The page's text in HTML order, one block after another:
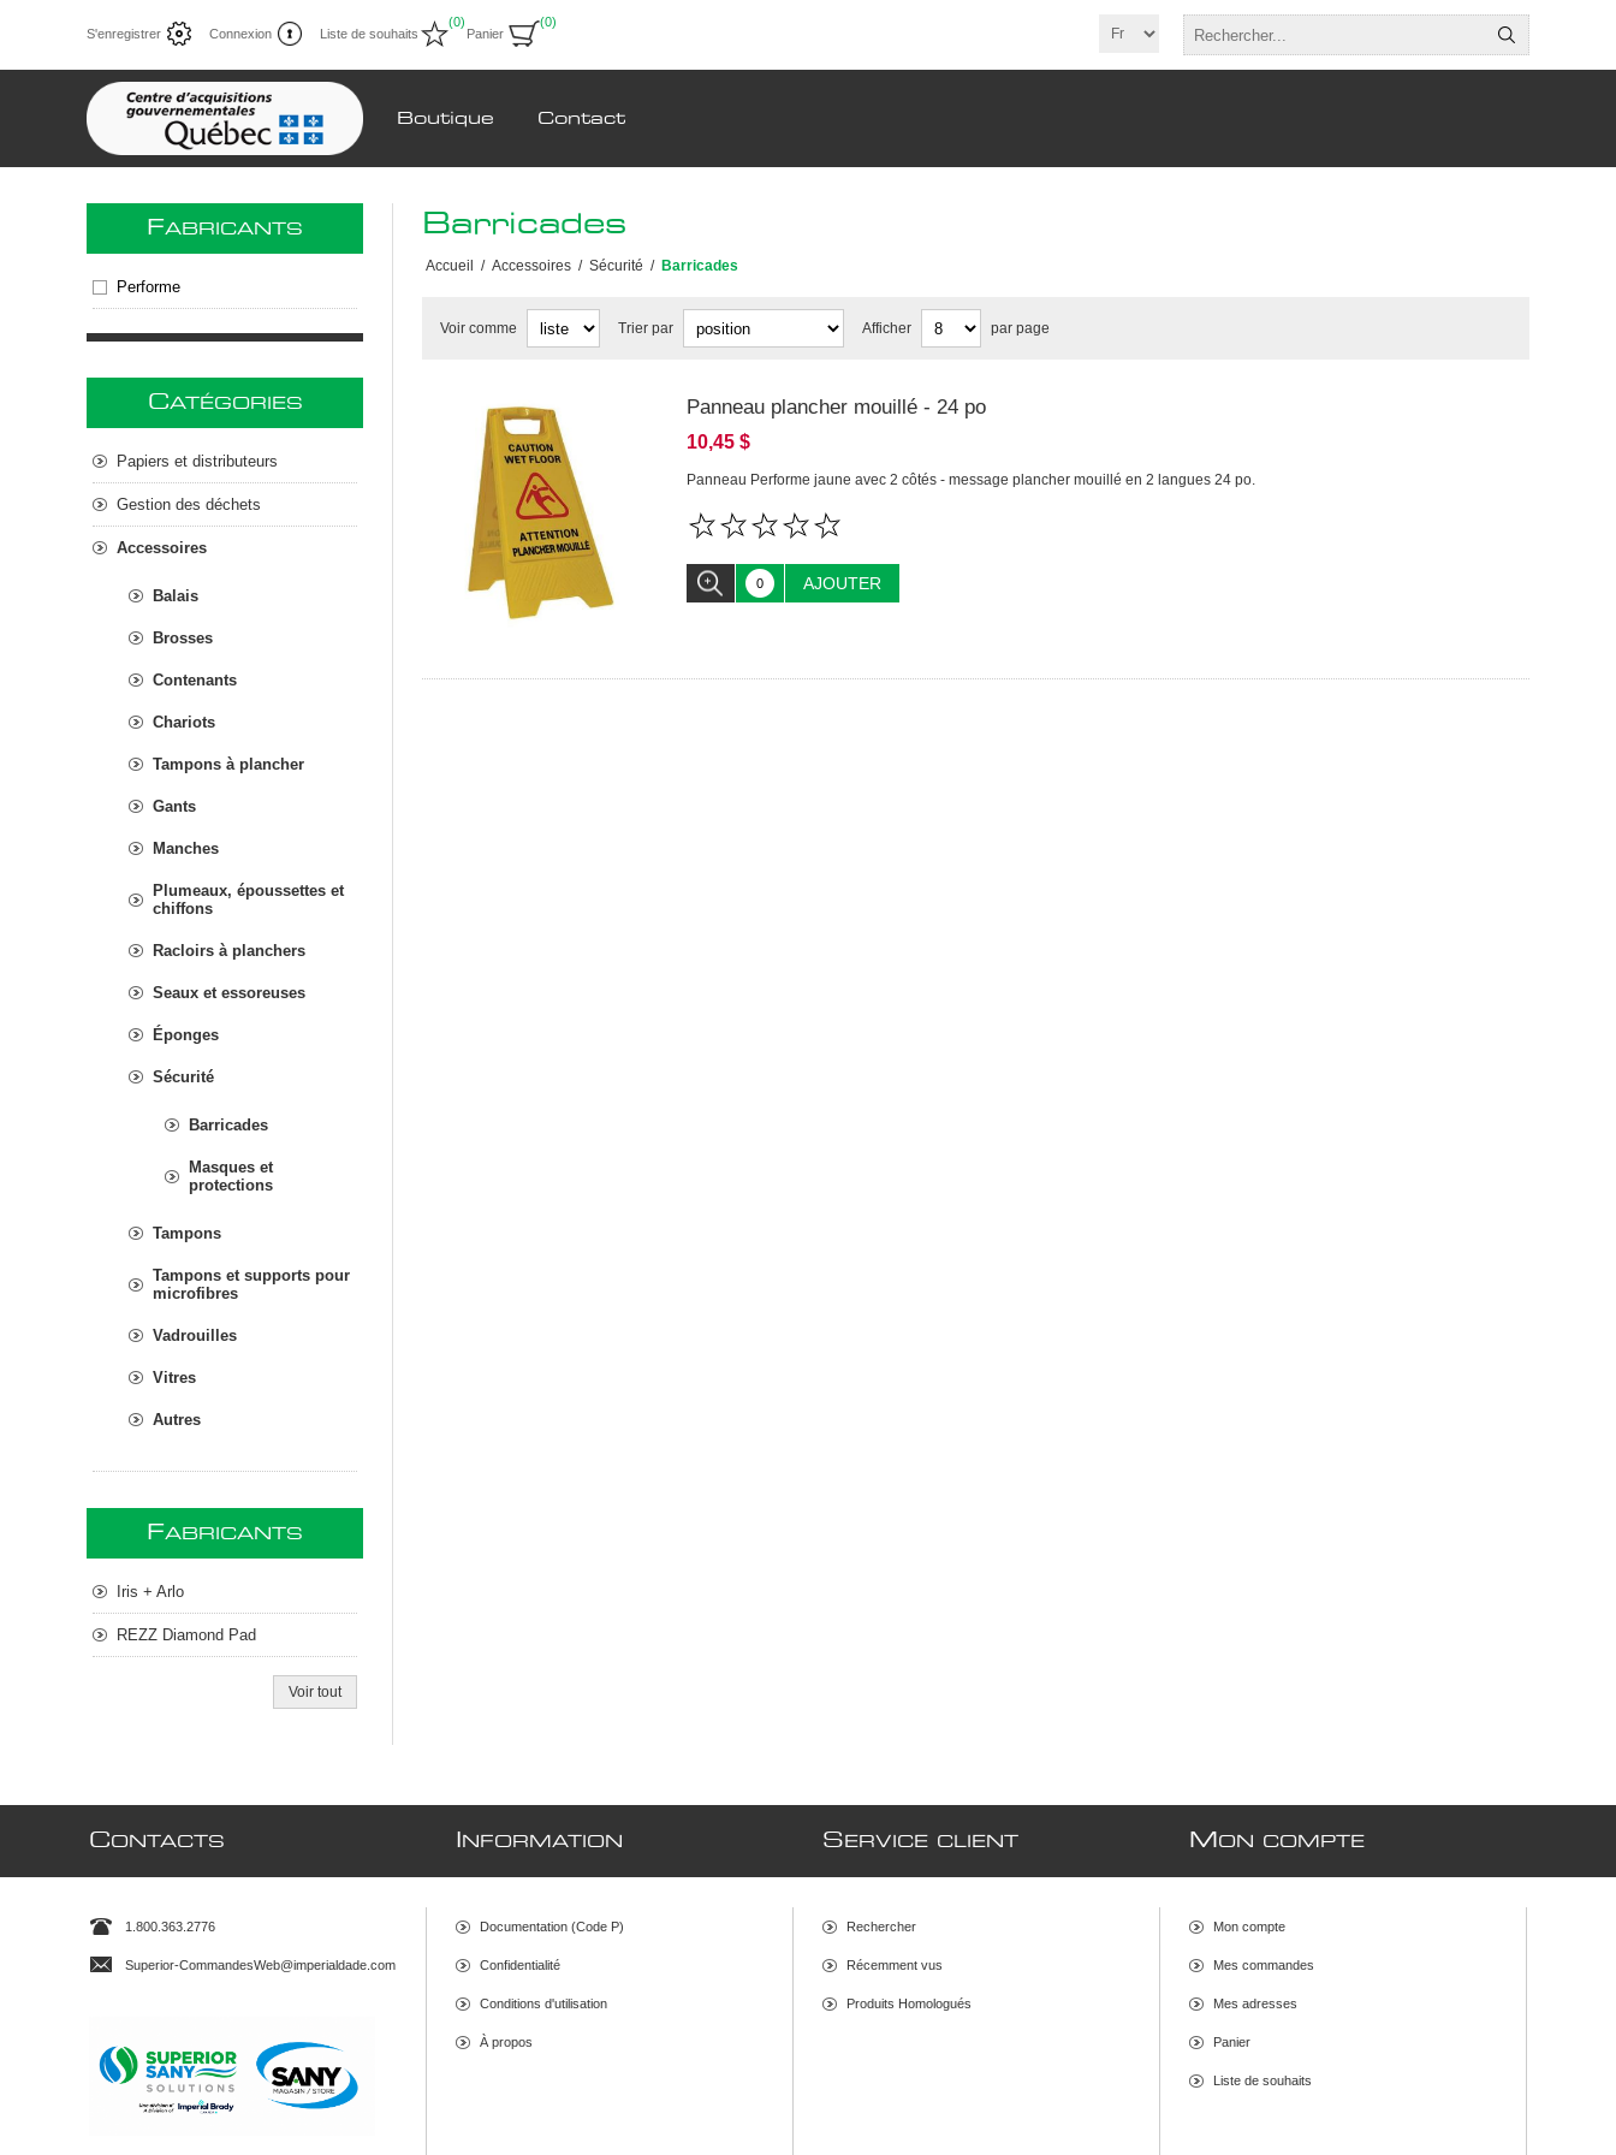
S'enregistrer Connexion Liste de souhaits
(0)
Panier
(0)
Boutique Contact
Barricades
Accueil / Accessoires / Sécurité / Barricades
Voir comme Trier par Afficher par page
Panneau plancher mouillé - 24 po
10,45 $
Panneau Performe jaune avec 2 côtés - message plancher mouillé en 2 langues 24 po.
AJOUTER
FABRICANTS
Performe
CATÉGORIES
Papiers et distributeurs
Gestion des déchets
Accessoires
Balais
Brosses
Contenants
Chariots
Tampons à plancher
Gants
Manches
Plumeaux, époussettes et
chiffons
Racloirs à planchers
Seaux et essoreuses
Éponges
Sécurité
Barricades
Masques et
protections
Tampons
Tampons et supports pour
microfibres
Vadrouilles
Vitres
Autres
FABRICANTS
Iris + Arlo
REZZ Diamond Pad
Voir tout
CONTACTS
1.800.363.2776
Superior-CommandesWeb@imperialdade.com
NFORMATION
Documentation (Code P)
Confidentialité
Conditions d'utilisation
À propos
S ERVICE CLIENT
Rechercher
Récemment vus
Produits Homologués
M ON COMPTE
Mon compte
Mes commandes
Mes adresses
Panier
Liste de souhaits